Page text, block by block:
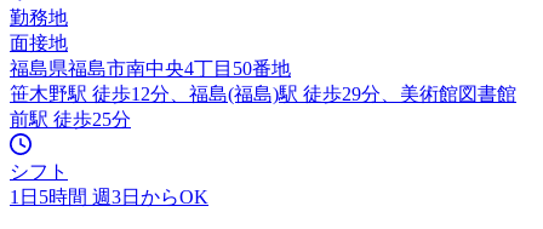
勤務地
面接地
福島県福島市南中央4丁目50番地
笹木野駅 徒歩12分、福島(福島)駅 徒歩29分、美術館図書館
前駅 徒歩25分
シフト
1日5時間 週3日からOK